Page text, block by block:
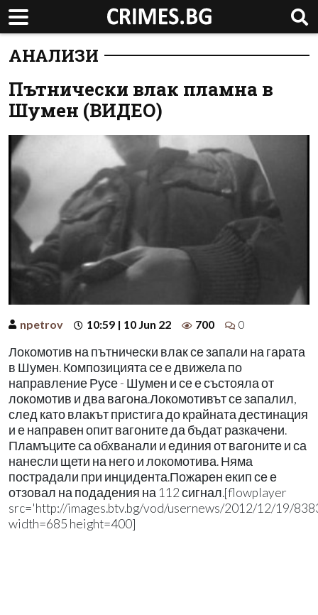
АНАЛИЗИ
Пътнически влак пламна в
Шумен (ВИДЕО)
npetrov 10:59 | 10 Jun 22 700 0
Локомотив на пътнически влак се запали на гарата
в Шумен. Композицията се е движела по
направление Русе - Шумен и се е състояла от
локомотив и два вагона.Локомотивът се запалил,
след като влакът пристига до крайната дестинация
и е направен опит вагоните да бъдат разкачени.
Пламъците са обхванали и единия от вагоните и са
нанесли щети на него и локомотива. Няма
пострадали при инцидента.Пожарен екип се е
отзовал на подадения на 112 сигнал.[flowplayer
src='http://images.btv.bg/vod/usernews/2012/12/19/
width=685 height=400]